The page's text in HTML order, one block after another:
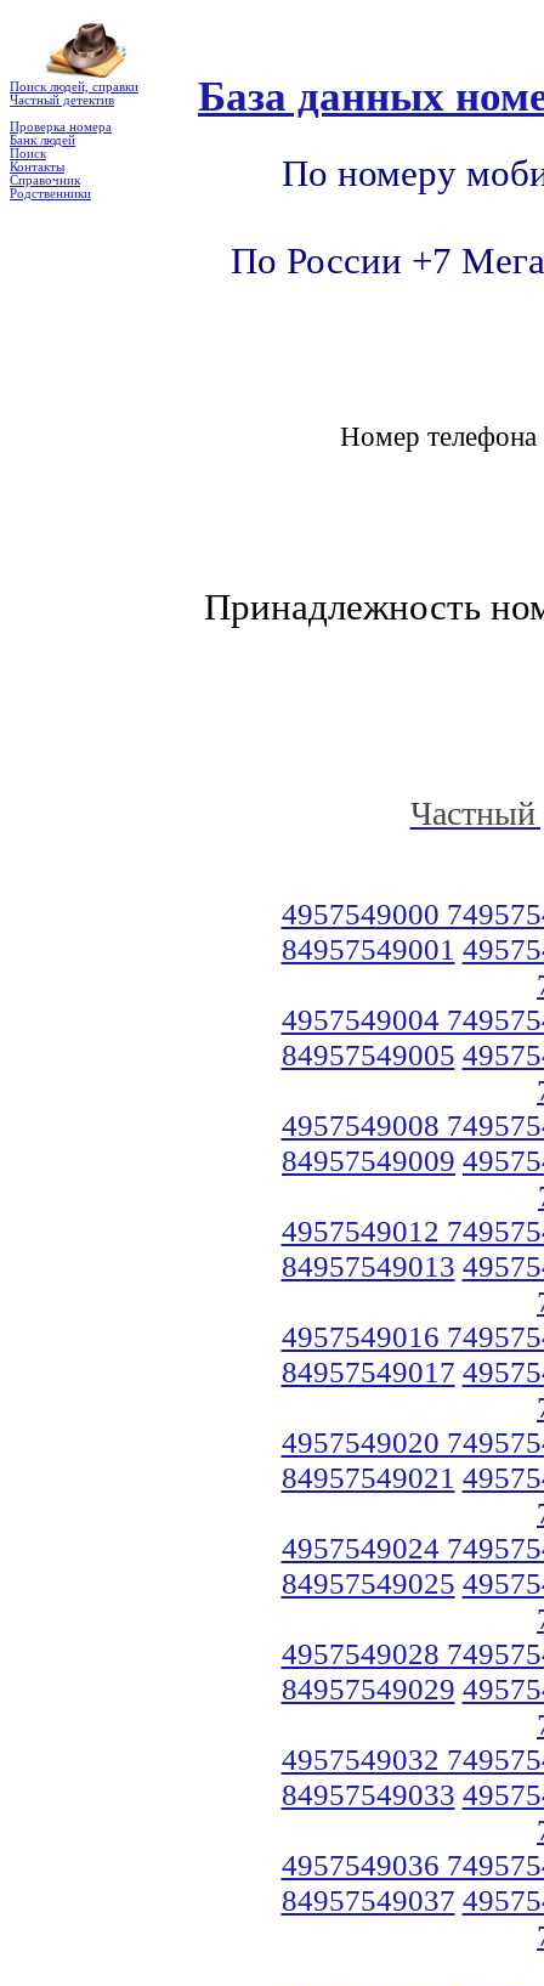
Поиск людей, справки
Частный детектив
Проверка номера
Банк людей
Поиск
Контакты
Справочник
Родственники
База данных
По номеру
По России +7
Номер
Принадлежность
Частный
4957549000
84957549001
4957549004
84957549005
4957549008
84957549009
4957549012
84957549013
4957549016
84957549017
4957549020
84957549021
4957549024
84957549025
4957549028
84957549029
4957549032
84957549033
4957549036
84957549037